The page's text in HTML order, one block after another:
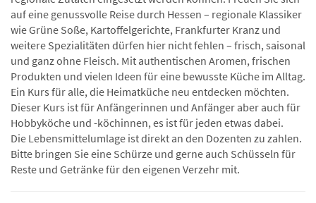
auf eine genussvolle Reise durch Hessen – regionale Klassiker
wie Grüne Soße, Kartoffelgerichte, Frankfurter Kranz und
weitere Spezialitäten dürfen hier nicht fehlen – frisch, saisonal
und ganz ohne Fleisch. Mit authentischen Aromen, frischen
Produkten und vielen Ideen für eine bewusste Küche im Alltag.
Ein Kurs für alle, die Heimatküche neu entdecken möchten.
Dieser Kurs ist für Anfängerinnen und Anfänger aber auch für
Hobbyköche und -köchinnen, es ist für jeden etwas dabei.
Die Lebensmittelumlage ist direkt an den Dozenten zu zahlen.
Bitte bringen Sie eine Schürze und gerne auch Schüsseln für
Reste und Getränke für den eigenen Verzehr mit.